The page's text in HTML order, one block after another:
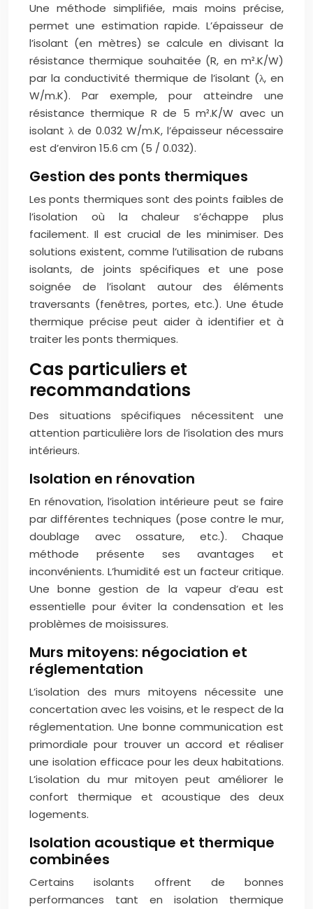
Une méthode simplifiée, mais moins précise,
permet une estimation rapide. L’épaisseur de
l’isolant (en mètres) se calcule en divisant la
résistance thermique souhaitée (R, en m².K/W)
par la conductivité thermique de l’isolant (λ, en
W/m.K). Par exemple, pour atteindre une
résistance thermique R de 5 m².K/W avec un
isolant λ de 0.032 W/m.K, l’épaisseur nécessaire
est d’environ 15.6 cm (5 / 0.032).
Gestion des ponts thermiques
Les ponts thermiques sont des points faibles de
l’isolation où la chaleur s’échappe plus
facilement. Il est crucial de les minimiser. Des
solutions existent, comme l’utilisation de rubans
isolants, de joints spécifiques et une pose
soignée de l’isolant autour des éléments
traversants (fenêtres, portes, etc.). Une étude
thermique précise peut aider à identifier et à
traiter les ponts thermiques.
Cas particuliers et
recommandations
Des situations spécifiques nécessitent une
attention particulière lors de l’isolation des murs
intérieurs.
Isolation en rénovation
En rénovation, l’isolation intérieure peut se faire
par différentes techniques (pose contre le mur,
doublage avec ossature, etc.). Chaque
méthode présente ses avantages et
inconvénients. L’humidité est un facteur critique.
Une bonne gestion de la vapeur d’eau est
essentielle pour éviter la condensation et les
problèmes de moisissures.
Murs mitoyens: négociation et
réglementation
L’isolation des murs mitoyens nécessite une
concertation avec les voisins, et le respect de la
réglementation. Une bonne communication est
primordiale pour trouver un accord et réaliser
une isolation efficace pour les deux habitations.
L’isolation du mur mitoyen peut améliorer le
confort thermique et acoustique des deux
logements.
Isolation acoustique et thermique
combinées
Certains isolants offrent de bonnes
performances tant en isolation thermique